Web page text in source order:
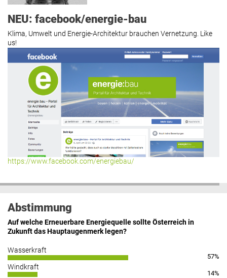
Roland Mösl: „Man wollte wohl
Kasse machen statt neue Produkte
erfinden.“ lesen
Hier geht’s zu allen Kommentaren
NEU: facebook/energie-bau
Klima, Umwelt und Energie-Architektur brauchen Vernetzung. Like
us!
https://www.facebook.com/energiebau/
Abstimmung
Auf welche Erneuerbare Energiequelle sollte Österreich in
Zukunft das Hauptaugenmerk legen?
Wasserkraft
57%
Windkraft
14%